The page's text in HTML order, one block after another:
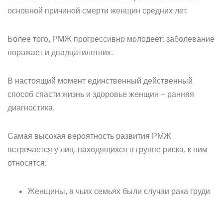
основной причиной смерти женщин средних лет.
Более того, РМЖ прогрессивно молодеет: заболевание
поражает и двадцатилетних.
В настоящий момент единственный действенный
способ спасти жизнь и здоровье женщин – ранняя
диагностика.
Самая высокая вероятность развития РМЖ
встречается у лиц, находящихся в группе риска, к ним
относятся:
Женщины, в чьих семьях были случаи рака груди